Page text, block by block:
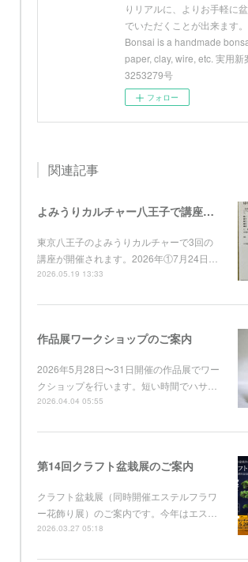
りリアルに、よりお手軽に
でいただくことが出来ます
Bonsai is a handmade
paper, clay, wire, etc. 実用新
3253279号
フォロー
関連記事
よみうりカルチャー八王子で講座開催
東京八王子のよみうりカルチャーで3回の
講座が開催されます。2026年①7月24日…
2026.05.19 13:33
作品展ワークショップのご案内
2026年5月28日〜31日開催の作品展でワー
クショップを行います。短い時間でハサ…
2026.04.04 05:55
第14回クラフト盆栽展のご案内
クラフト盆栽展（同時開催エステルフラワ
ー花飾り展）のご案内です。今年はエス…
2026.03.27 05:18